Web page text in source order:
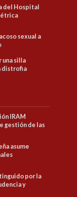
del Hospital
sexual a
una silla
distrofia
IRAM
gestión de las
asume
por la
y